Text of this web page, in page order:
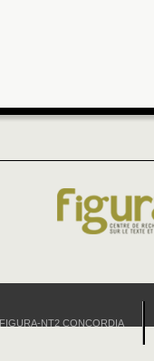
FIGURA-NT2 CONCORDIA